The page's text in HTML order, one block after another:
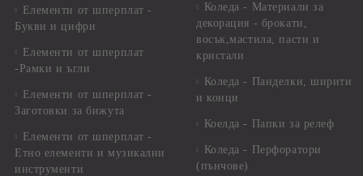
Елементи от шперплат -
Букви и цифри
Елементи от шперплат
-Рамки и ъгли
Елементи от шперплат -
Заготовки за бижута
Елементи от шперплат -
Етно елементи и музикални
инструменти
Коледа - Материали за
декорация - брокати,
восък,мастила, пасти и
кристали
Коледа - Панделки, ширити
и конци
Коелда - Папки за релеф
Коледа - Перфоратори
(пънчове)